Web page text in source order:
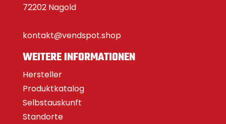
72202 Nagold
kontakt@vendspot.shop
WEITERE INFORMATIONEN
Hersteller
Produktkatalog
Selbstauskunft
Standorte